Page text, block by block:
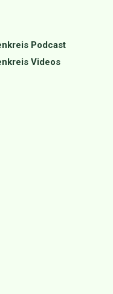
Podcast
Videos